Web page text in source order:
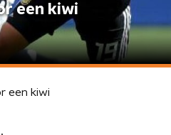
een kiwi
een kiwi